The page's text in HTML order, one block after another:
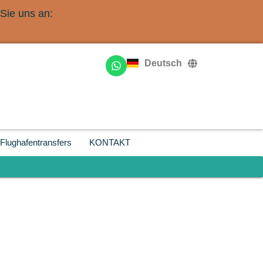
uns an:
Deutsch
English
Русский
Flughafentransfers KONTAKT